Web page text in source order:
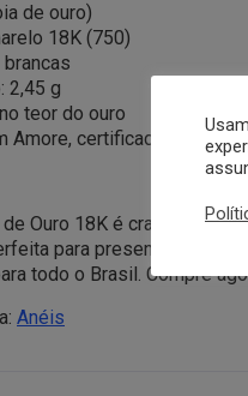
de ouro)
18K (750)
2,45 g
teor do ouro
Amore, certificado de
Ouro 18K é cravejado
para presentear ou se
todo o Brasil. Compre
Anéis